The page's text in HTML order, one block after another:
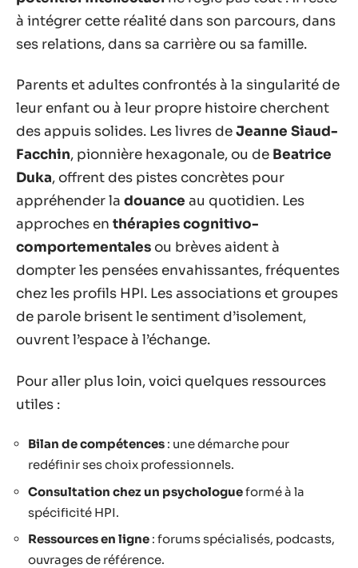
à intégrer cette réalité dans son parcours, dans
ses relations, dans sa carrière ou sa famille.
Parents et adultes confrontés à la singularité de
leur enfant ou à leur propre histoire cherchent
des appuis solides. Les livres deJeanne Siaud-
Facchin, pionnière hexagonale, ou de Beatrice
Duka, offrent des pistes concrètes pour
appréhender la douance au quotidien. Les
approches en thérapies cognitivo-
comportementales ou brèves aident à
dompter les pensées envahissantes, fréquentes
chez les profils HPI. Les associations et groupes
de parole brisent le sentiment d’isolement,
ouvrent l’espace à l’échange.
Pour aller plus loin, voici quelques ressources
utiles :
Bilan de compétences : une démarche pour
redéfinir ses choix professionnels.
Consultation chez un psychologueformé à la
spécificité HPI.
Ressources en ligne : forums spécialisés, podcasts,
ouvrages de référence.